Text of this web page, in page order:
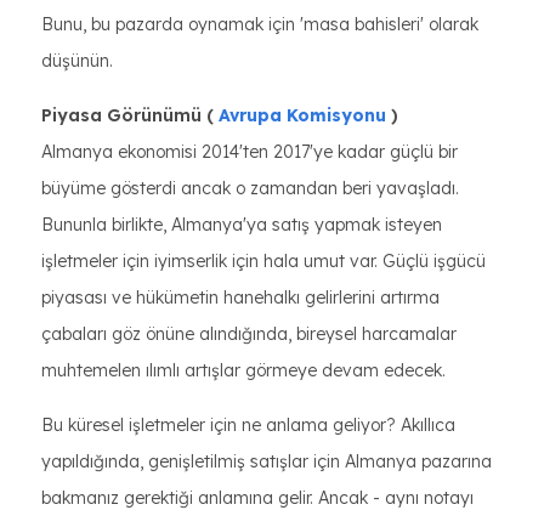
Bunu, bu pazarda oynamak için 'masa bahisleri' olarak
düşünün.
Piyasa Görünümü ( Avrupa Komisyonu )
Almanya ekonomisi 2014'ten 2017'ye kadar güçlü bir
büyüme gösterdi ancak o zamandan beri yavaşladı.
Bununla birlikte, Almanya'ya satış yapmak isteyen
işletmeler için iyimserlik için hala umut var. Güçlü işgücü
piyasası ve hükümetin hanehalkı gelirlerini artırma
çabaları göz önüne alındığında, bireysel harcamalar
muhtemelen ılımlı artışlar görmeye devam edecek.
Bu küresel işletmeler için ne anlama geliyor? Akıllıca
yapıldığında, genişletilmiş satışlar için Almanya pazarına
bakmanız gerektiği anlamına gelir. Ancak - aynı notayı